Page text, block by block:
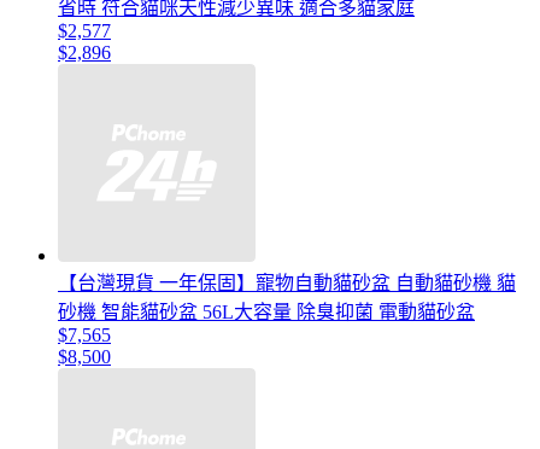
省時 符合貓咪天性減少異味 適合多貓家庭
$2,577
$2,896
【台灣現貨 一年保固】寵物自動貓砂盆 自動貓砂機 貓
砂機 智能貓砂盆 56L大容量 除臭抑菌 電動貓砂盆
$7,565
$8,500